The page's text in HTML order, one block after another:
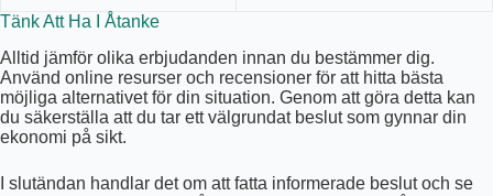
Tänk Att Ha I Åtanke
Alltid jämför olika erbjudanden innan du bestämmer dig.
Använd online resurser och recensioner för att hitta bästa
möjliga alternativet för din situation. Genom att göra detta kan
du säkerställa att du tar ett välgrundat beslut som gynnar din
ekonomi på sikt.
I slutändan handlar det om att fatta informerade beslut och se